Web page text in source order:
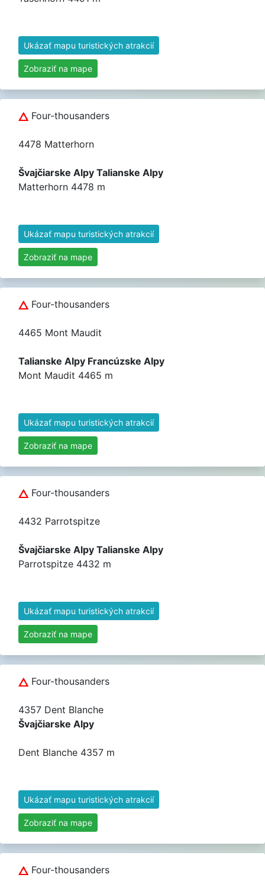
Ukázať mapu turistických atrakcií
Zobraziť na mape
Four-thousanders
4478 Matterhorn
Švajčiarske Alpy Talianske Alpy
Matterhorn 4478 m
Ukázať mapu turistických atrakcií
Zobraziť na mape
Four-thousanders
4465 Mont Maudit
Talianske Alpy Francúzske Alpy
Mont Maudit 4465 m
Ukázať mapu turistických atrakcií
Zobraziť na mape
Four-thousanders
4432 Parrotspitze
Švajčiarske Alpy Talianske Alpy
Parrotspitze 4432 m
Ukázať mapu turistických atrakcií
Zobraziť na mape
Four-thousanders
4357 Dent Blanche
Švajčiarske Alpy
Dent Blanche 4357 m
Ukázať mapu turistických atrakcií
Zobraziť na mape
Four-thousanders